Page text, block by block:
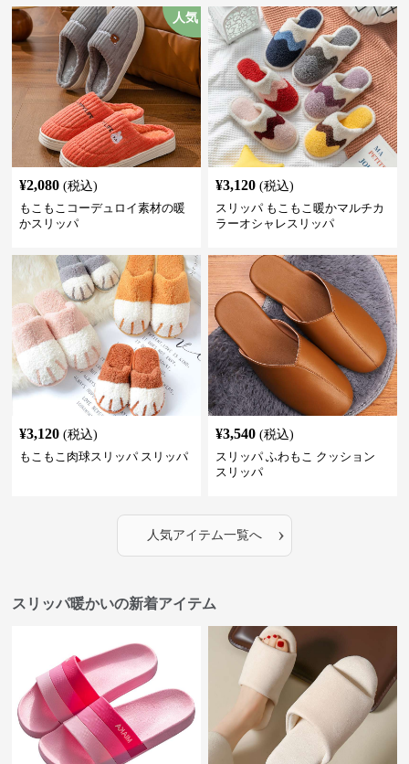
人気
¥2,080 (税込)
もこもこコーデュロイ素材の暖
かスリッパ
¥3,120 (税込)
スリッパ もこもこ暖かマルチカ
ラーオシャレスリッパ
¥3,120 (税込)
もこもこ肉球スリッパ スリッパ
¥3,540 (税込)
スリッパ ふわもこ クッション
スリッパ
人気アイテム一覧へ ›
スリッパ暖かいの新着アイテム